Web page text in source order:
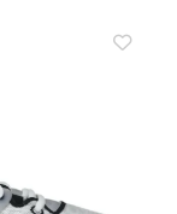
12.300.000 ₫